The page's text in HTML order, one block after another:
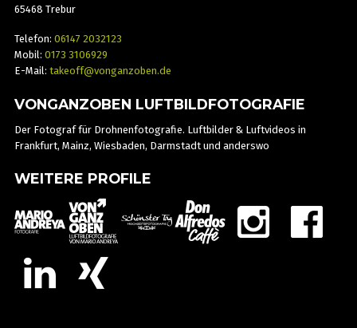
65468 Trebur
Telefon: 06147 2032123
Mobil: 0173 3106929
E-Mail: takeoff@vonganzoben.de
VONGANZOBEN LUFTBILDFOTOGRAFIE
Der Fotograf für Drohnenfotografie. Luftbilder & Luftvideos in
Frankfurt, Mainz, Wiesbaden, Darmstadt und anderswo
WEITERE PROFILE